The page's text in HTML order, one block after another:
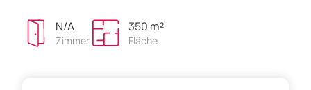
N/A
Zimmer
350 m²
Fläche